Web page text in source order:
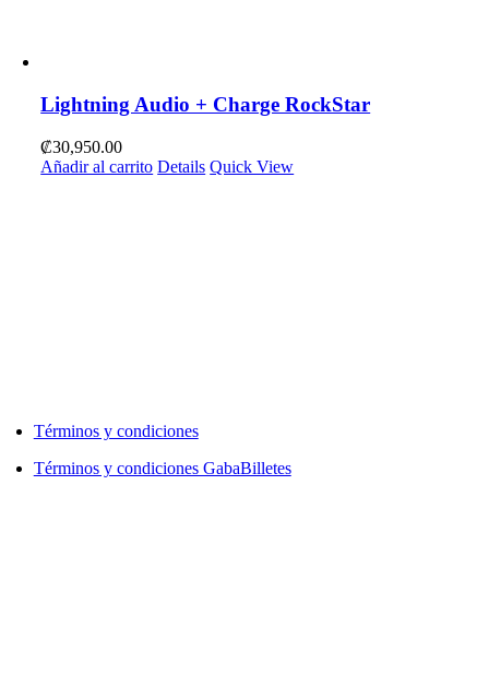
Lightning Audio + Charge RockStar
₡30,950.00
Añadir al carrito Details Quick View
Términos y condiciones
Términos y condiciones GabaBilletes